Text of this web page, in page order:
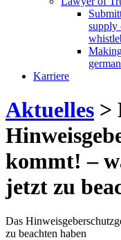
supply
Karriere
Aktuelles >
kommt! –
jetzt zu
Das
zu beachten haben